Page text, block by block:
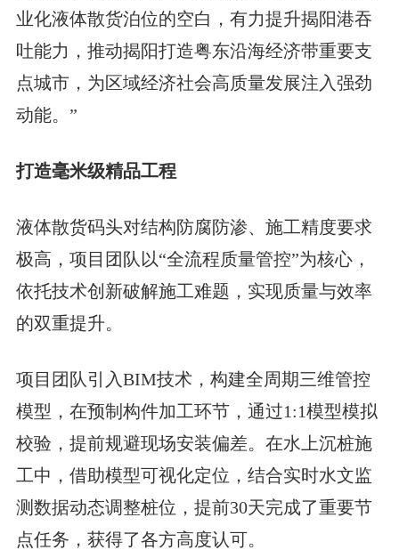
业化液体散货泊位的空白，有力提升揭阳港吞
吐能力，推动揭阳打造粤东沿海经济带重要支
点城市，为区域经济社会高质量发展注入强劲
动能。”
打造毫米级精品工程
液体散货码头对结构防腐防渗、施工精度要求
极高，项目团队以“全流程质量管控”为核心，
依托技术创新破解施工难题，实现质量与效率
的双重提升。
项目团队引入BIM技术，构建全周期三维管控
模型，在预制构件加工环节，通过1:1模型模拟
校验，提前规避现场安装偏差。在水上沉桩施
工中，借助模型可视化定位，结合实时水文监
测数据动态调整桩位，提前30天完成了重要节
点任务，获得了各方高度认可。